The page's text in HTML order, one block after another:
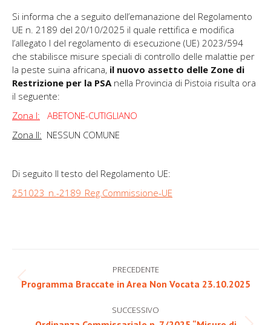
Si informa che a seguito dell’emanazione del Regolamento
UE n. 2189 del 20/10/2025 il quale rettifica e modifica
l’allegato I del regolamento di esecuzione (UE) 2023/594
che stabilisce misure speciali di controllo delle malattie per
la peste suina africana, il nuovo assetto delle Zone di
Restrizione per la PSAnella Provincia di Pistoia risulta ora
il seguente:
Zona I: ABETONE-CUTIGLIANO
Zona II: NESSUN COMUNE
Di seguito Il testo del Regolamento UE:
251023_n.-2189_Reg.Commissione-UE
tra
PRECEDENTE
Post
Programma Braccate in Area Non Vocata 23.10.2025
SUCCESSIVO